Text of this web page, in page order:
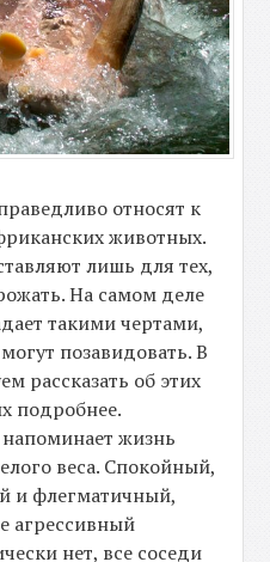
относят к
животных.
лишь для тех,
На самом деле
такими чертами,
позавидовать. В
рассказать об этих
подробнее.
жизнь
веса. Спокойный,
и флегматичный,
агрессивный
нет, все соседи